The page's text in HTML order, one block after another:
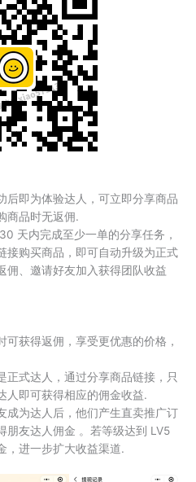
后即为体验达人，可立即分享商品
商品时无返佣.
天内完成至少一单的分享任务，
接购买商品，即可自动升级为正式
佣、邀请好友加入获得团队收益
可获得返佣，享受更优惠的价格，
正式达人，通过分享商品链接，只
人即可获得相应的佣金收益.
成为达人后，他们产生直卖推广订
朋友达人佣金 。若等级达到 LV5
，进一步扩大收益渠道.